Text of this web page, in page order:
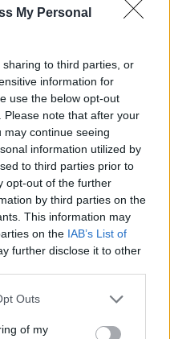
My Personal
to third parties, or
information for
use the below opt-out
note that after your
continue seeing
information utilized by
to third parties prior to
opt-out of the further
by third parties on the
This information may
on the IAB’s List of
further disclose it to other
uses one or more Google
You may click to
Outs
of my
οδύνης έγινε η
που σκοτώθηκε